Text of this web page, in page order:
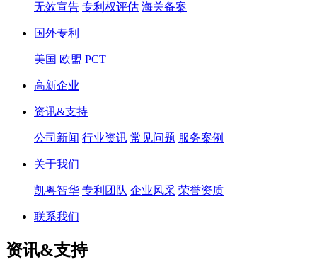
无效宣告 专利权评估 海关备案
国外专利
美国 欧盟 PCT
高新企业
资讯&支持
公司新闻 行业资讯 常见问题 服务案例
关于我们
凯粤智华 专利团队 企业风采 荣誉资质
联系我们
资讯&支持